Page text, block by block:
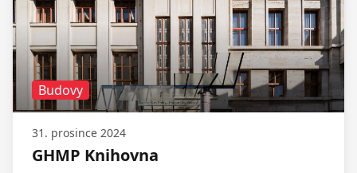
Budovy
31. prosince 2024
GHMP Knihovna